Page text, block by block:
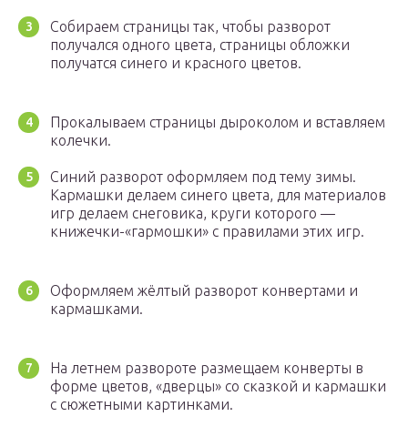
Собираем страницы так, чтобы разворот
получался одного цвета, страницы обложки
получатся синего и красного цветов.
Прокалываем страницы дыроколом и вставляем
колечки.
Синий разворот оформляем под тему зимы.
Кармашки делаем синего цвета, для материалов
игр делаем снеговика, круги которого —
книжечки-«гармошки» с правилами этих игр.
Оформляем жёлтый разворот конвертами и
кармашками.
На летнем развороте размещаем конверты в
форме цветов, «дверцы» со сказкой и кармашки
с сюжетными картинками.